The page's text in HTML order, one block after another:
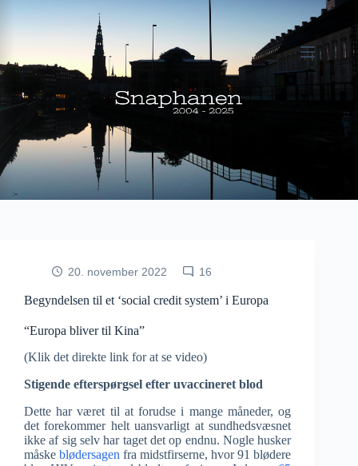
20. november 2022 16
Begyndelsen til et ‘social credit system’ i Europa
“Europa bliver til Kina”
(Klik det direkte link for at se video)
Stigende efterspørgsel efter uvaccineret blod
Dette har været til at forudse i mange måneder, og
det forekommer helt uansvarligt at sundhedsvæsnet
ikke af sig selv har taget det op endnu. Nogle husker
måskeblødersagen fra midstfirserne, hvor 91 blødere